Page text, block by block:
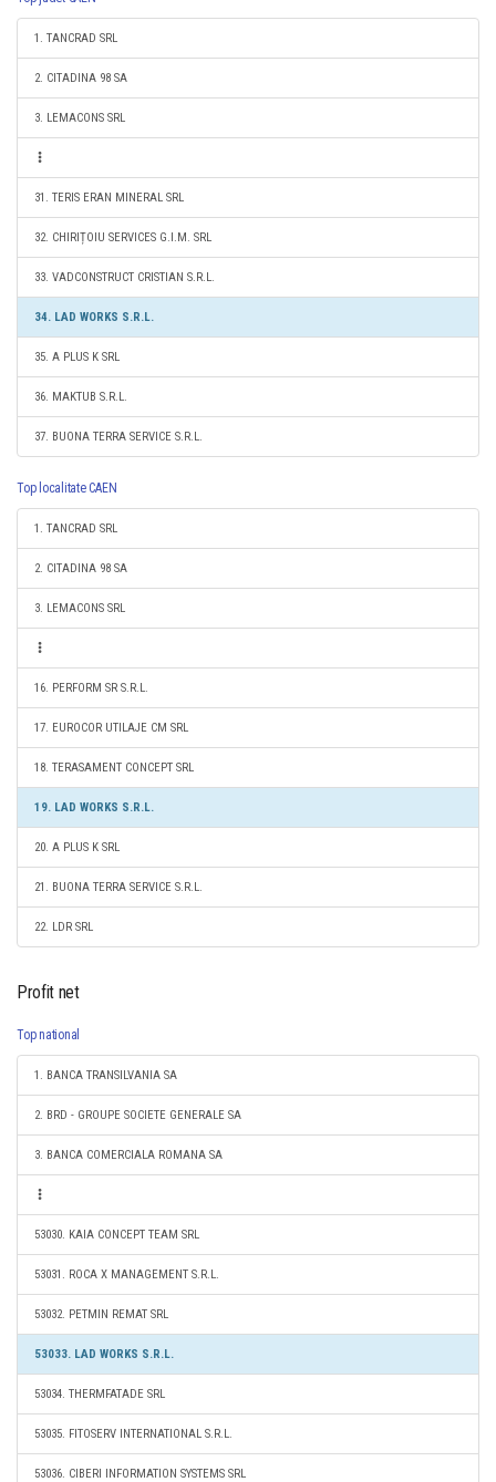
1. TANCRAD SRL
2. CITADINA 98 SA
3. LEMACONS SRL
31. TERIS ERAN MINERAL SRL
32. CHIRIȚOIU SERVICES G.I.M. SRL
33. VADCONSTRUCT CRISTIAN S.R.L.
34. LAD WORKS S.R.L.
35. A PLUS K SRL
36. MAKTUB S.R.L.
37. BUONA TERRA SERVICE S.R.L.
Top localitate CAEN
1. TANCRAD SRL
2. CITADINA 98 SA
3. LEMACONS SRL
16. PERFORM SR S.R.L.
17. EUROCOR UTILAJE CM SRL
18. TERASAMENT CONCEPT SRL
19. LAD WORKS S.R.L.
20. A PLUS K SRL
21. BUONA TERRA SERVICE S.R.L.
22. LDR SRL
Profit net
Top national
1. BANCA TRANSILVANIA SA
2. BRD - GROUPE SOCIETE GENERALE SA
3. BANCA COMERCIALA ROMANA SA
53030. KAIA CONCEPT TEAM SRL
53031. ROCA X MANAGEMENT S.R.L.
53032. PETMIN REMAT SRL
53033. LAD WORKS S.R.L.
53034. THERMFATADE SRL
53035. FITOSERV INTERNATIONAL S.R.L.
53036. CIBERI INFORMATION SYSTEMS SRL